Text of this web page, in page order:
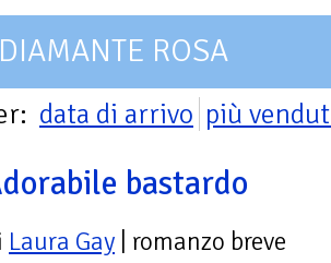
ROSA
data di arrivo più
bastardo
Laura Gay | romanzo breve